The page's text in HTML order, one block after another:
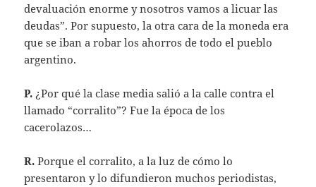
devaluación enorme y nosotros vamos a licuar las
deudas”. Por supuesto, la otra cara de la moneda era
que se iban a robar los ahorros de todo el pueblo
argentino.
P. ¿Por qué la clase media salió a la calle contra el
llamado “corralito”? Fue la época de los
cacerolazos…
R. Porque el corralito, a la luz de cómo lo
presentaron y lo difundieron muchos periodistas,